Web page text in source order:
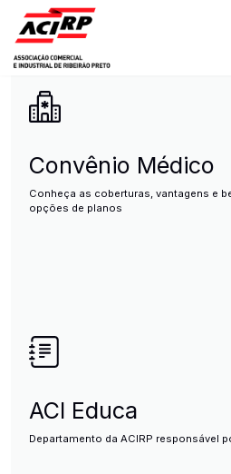
Pular para o conteúdo principal
ACIRP -
Convênio Médico
Conheça as coberturas, vantagens e
opções de planos
ACI Educa
Departamento da ACIRP responsável